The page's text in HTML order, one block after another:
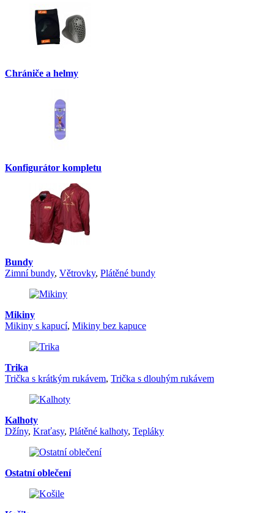
Chrániče a helmy
Konfigurátor kompletu
Bundy
Zimní bundy, Větrovky, Plátěné bundy
Mikiny
Mikiny s kapucí, Mikiny bez kapuce
Trika
Trička s krátkým rukávem, Trička s dlouhým rukávem
Kalhoty
Džíny, Kraťasy, Plátěné kalhoty, Tepláky
Ostatní oblečení